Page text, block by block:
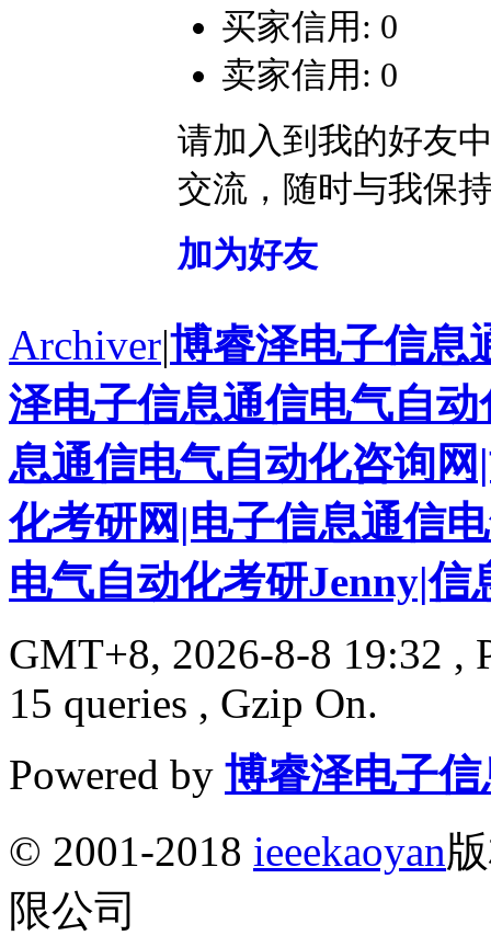
买家信用: 0
卖家信用: 0
请加入到我的好友
交流，随时与我保
加为好友
Archiver|博睿泽电子信息
泽电子信息通信电气自
息通信电气自动化咨询
化考研网|电子信息通信
电气自动化考研Jenny|
GMT+8, 2026-8-8 19:32 ,
15 queries , Gzip On.
Powered by 博睿泽电子
© 2001-2018 ieeekaoyan
限公司